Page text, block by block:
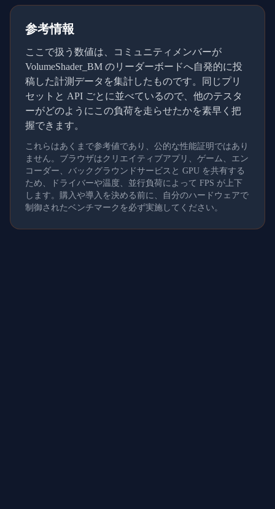
参考情報
ここで扱う数値は、コミュニティメンバーが
VolumeShader_BM のリーダーボードへ自発的に投
稿した計測データを集計したものです。同じプリ
セットと API ごとに並べているので、他のテスタ
ーがどのようにこの負荷を走らせたかを素早く把
握できます。
これらはあくまで参考値であり、公的な性能証明ではあり
ません。ブラウザはクリエイティブアプリ、ゲーム、エン
コーダー、バックグラウンドサービスと GPU を共有する
ため、ドライバーや温度、並行負荷によって FPS が上下
します。購入や導入を決める前に、自分のハードウェアで
制御されたベンチマークを必ず実施してください。